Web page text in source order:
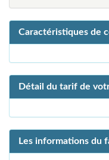
Caractéristiques de
Détail du tarif de
Les informations du